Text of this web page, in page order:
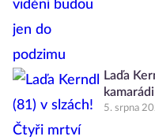
Laďa
5. srpna